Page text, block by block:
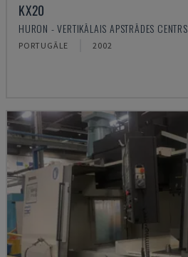
KX20
HURON - VERTIKĀLAIS APSTRĀDES CENTRS
PORTUGĀLE 2002